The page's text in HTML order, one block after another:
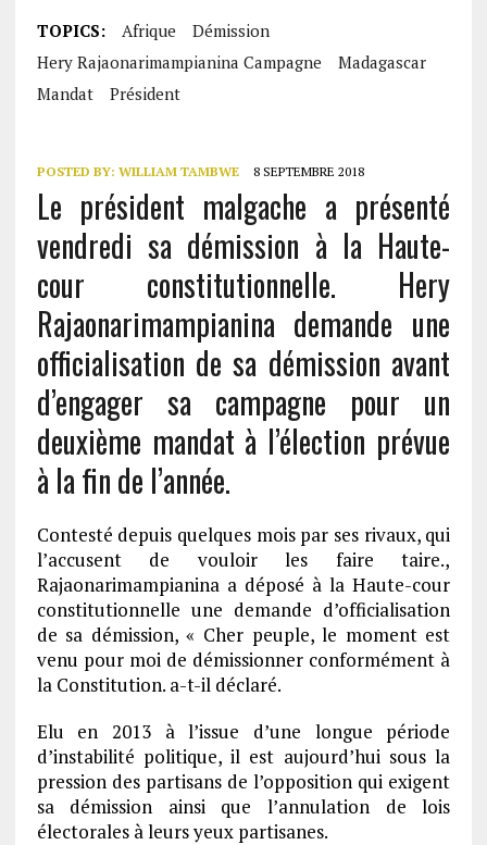
TOPICS: Afrique
Démission
Hery Rajaonarimampianina Campagne
Madagascar
Mandat
Président
POSTED BY: WILLIAM TAMBWE 8 SEPTEMBRE 2018
Le président malgache a présenté
vendredi sa démission à la Haute-
cour constitutionnelle. Hery
Rajaonarimampianina demande une
officialisation de sa démission avant
d’engager sa campagne pour un
deuxième mandat à l’élection prévue
à la fin de l’année.
Contesté depuis quelques mois par ses rivaux, qui
l’accusent de vouloir les faire taire.,
Rajaonarimampianina a déposé à la Haute-cour
constitutionnelle une demande d’officialisation
de sa démission, « Cher peuple, le moment est
venu pour moi de démissionner conformément à
la Constitution. a-t-il déclaré.
Elu en 2013 à l’issue d’une longue période
d’instabilité politique, il est aujourd’hui sous la
pression des partisans de l’opposition qui exigent
sa démission ainsi que l’annulation de lois
électorales à leurs yeux partisanes.